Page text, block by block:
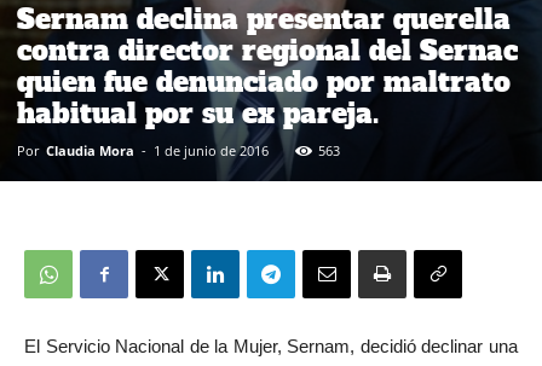
Sernam declina presentar querella
contra director regional del Sernac
quien fue denunciado por maltrato
habitual por su ex pareja.
Por Claudia Mora - 1 de junio de 2016 563
El Servicio Nacional de la Mujer, Sernam, decidió declinar una